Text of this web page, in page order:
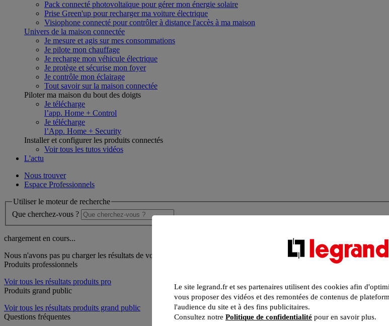
Pack connecté photovoltaïque pour gérer mon énergie solaire
Prise Green'up pour recharger ma voiture électrique
Visiophone connecté pour contrôler à distance l'accès à ma maison
Univers de la maison connectée
Je mesure et agis sur mes consommations
Je pilote mon chauffage
Je recharge mon véhicule électrique
Je protège et sécurise mon foyer
Je contrôle mon éclairage
Tout savoir sur la maison connectée
Piloter ma maison du bout des doigts
Je télécharge
l’app. Home + Control
Je télécharge
l’App. Home + Security
Installer et configurer les produits connectés
Voir tous les tutos vidéos
L'actu
Nous trouver
Espace Professionnels
Utiliser le moteur de recherche
Que cherchez-vous ?
chargement en cours...
Nous n'avons pas pu charger les résultats de votre recherche
Produits professionnels
Voir tous les résultats produits pro
Produits grand public
Voir tous les résultats produits grand public
Questions fréquentes
Le site legrand.fr et ses partenaires utilisent des cookies afin
vous proposer des vidéos et des remontées de contenus de
l'audience du site et à des fins publicitaires.
Consultez notre Politique de confidentialité pour en savoir plus.